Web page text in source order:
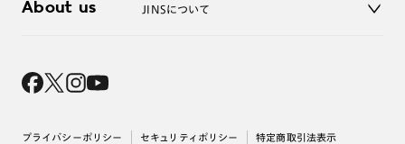
レンズ交換
About us JINSについて
採用情報
出店について
プライバシーポリシー セキュリティポリシー 特定商取引法表示